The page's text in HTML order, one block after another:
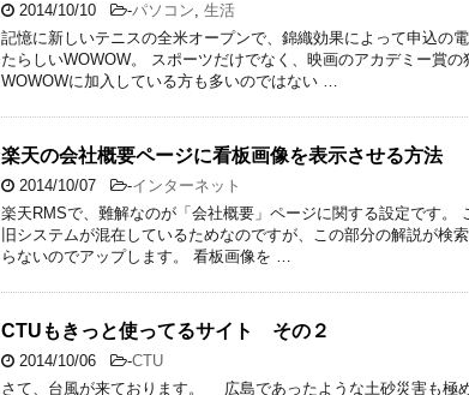
2014/10/10 -パソコン, 生活
記憶に新しいテニスの全米オープンで、錦織効果によって申込の
たらしいWOWOW。 スポーツだけでなく、映画のアカデミー賞の
WOWOWに加入している方も多いのではない …
楽天の会社概要ページに看板画像を表示させる方法
2014/10/07 -インターネット
楽天RMSで、難解なのが「会社概要」ページに関する設定です。
旧システムが混在しているためなのですが、この部分の解説が検
らないのでアップします。 看板画像を …
CTUもきっと使ってるサイト その２
2014/10/06 -CTU
さて、台風が来ております。 広島であったような土砂災害も極